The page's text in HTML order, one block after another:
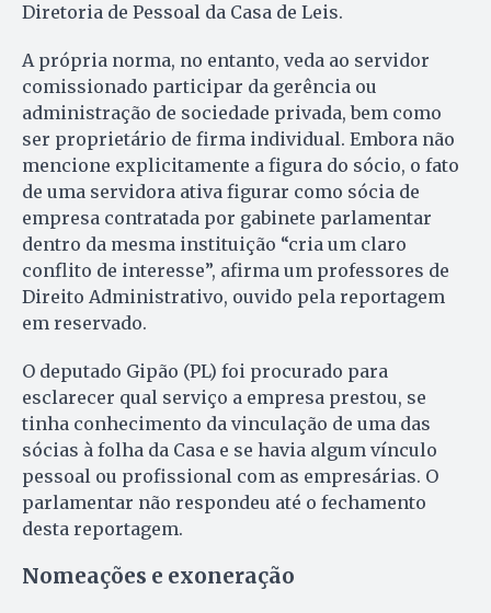
Diretoria de Pessoal da Casa de Leis.
A própria norma, no entanto, veda ao servidor
comissionado participar da gerência ou
administração de sociedade privada, bem como
ser proprietário de firma individual. Embora não
mencione explicitamente a figura do sócio, o fato
de uma servidora ativa figurar como sócia de
empresa contratada por gabinete parlamentar
dentro da mesma instituição “cria um claro
conflito de interesse”, afirma um professores de
Direito Administrativo, ouvido pela reportagem
em reservado.
O deputado Gipão (PL) foi procurado para
esclarecer qual serviço a empresa prestou, se
tinha conhecimento da vinculação de uma das
sócias à folha da Casa e se havia algum vínculo
pessoal ou profissional com as empresárias. O
parlamentar não respondeu até o fechamento
desta reportagem.
Nomeações e exoneração